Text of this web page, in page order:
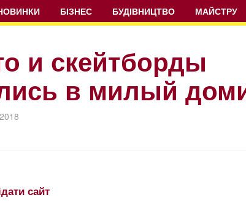
БІЗНЕС БУДІВНИЦТВО МАЙСТРУ
и скейтборды
в милый
сайт